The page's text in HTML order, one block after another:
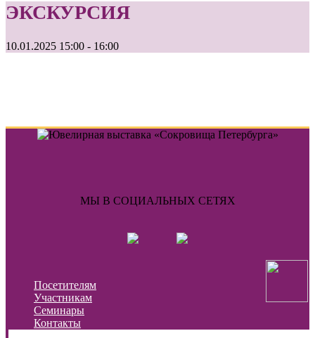
ЭКСКУРСИЯ
10.01.2025 15:00 - 16:00
МЫ В СОЦИАЛЬНЫХ СЕТЯХ
Посетителям
Участникам
Семинары
Контакты